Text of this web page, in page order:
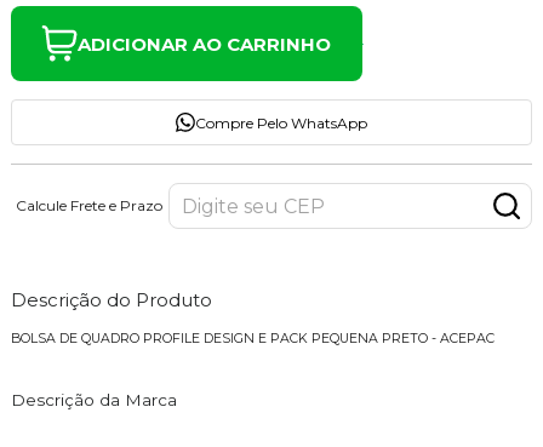
ADICIONAR AO CARRINHO
Compre Pelo WhatsApp
Calcule Frete e Prazo
Descrição do Produto
BOLSA DE QUADRO PROFILE DESIGN E PACK PEQUENA PRETO - ACEPAC
Descrição da Marca